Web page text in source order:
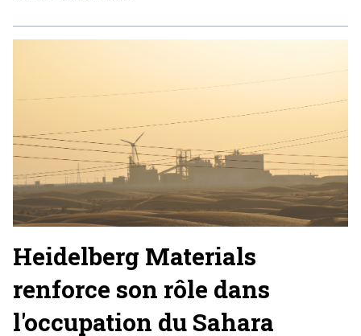
Heidelberg Materials
renforce son rôle dans
l'occupation du Sahara